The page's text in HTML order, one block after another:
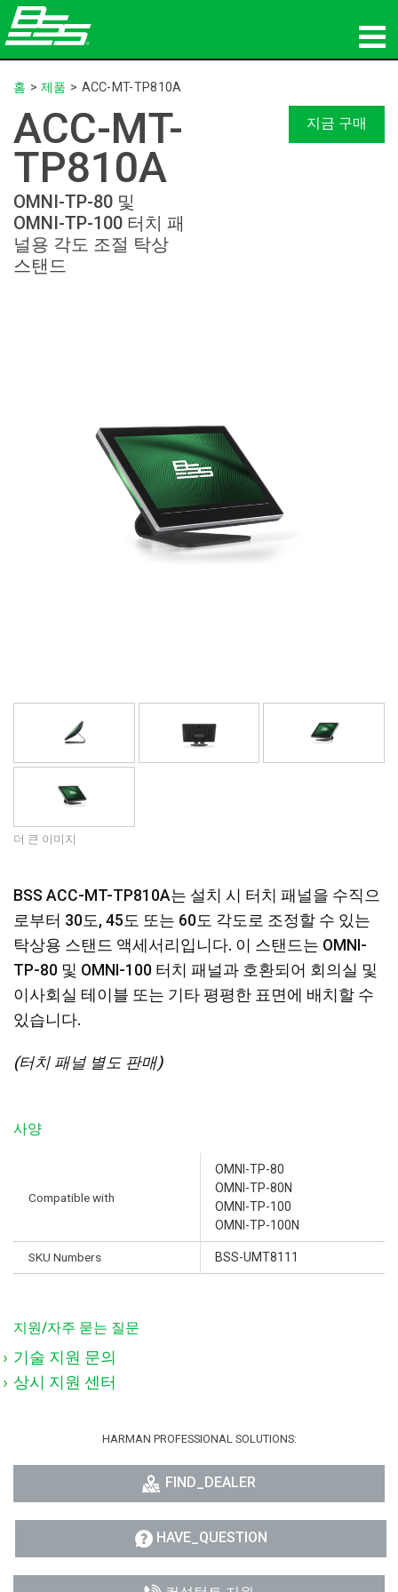
제품
네트워크 오디오
뉴스
교육
홈 >제품 > ACC-MT-TP810A
ACC-MT-
TP810A
OMNI-TP-80 및
OMNI-TP-100 터치 패
널용 각도 조절 탁상
스탠드
지금 구매
더 큰 이미지
BSS ACC-MT-TP810A는 설치 시 터치 패널을 수직으
로부터 30도, 45도 또는 60도 각도로 조정할 수 있는
탁상용 스탠드 액세서리입니다. 이 스탠드는 OMNI-
TP-80 및 OMNI-100 터치 패널과 호환되어 회의실 및
이사회실 테이블 또는 기타 평평한 표면에 배치할 수
있습니다.
(터치 패널 별도 판매)
사양
Compatible with
OMNI-TP-80
OMNI-TP-80N
OMNI-TP-100
OMNI-TP-100N
SKU Numbers BSS-UMT8111
지원/자주 묻는 질문
기술 지원 문의
상시 지원 센터
HARMAN PROFESSIONAL SOLUTIONS:
FIND_DEALER
HAVE_QUESTION